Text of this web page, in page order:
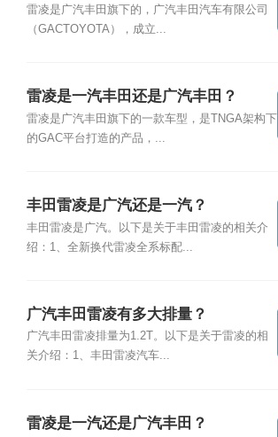
雷凌是广汽丰田旗下的，广汽丰田汽车有限公司
（GACTOYOTA），成立...
雷凌是一汽丰田还是广汽丰田？
雷凌是广汽丰田旗下的一款车型，是TNGA架构下
的GAC平台打造的产品，...
丰田雷凌是广汽还是一汽？
丰田雷凌是广汽。以下是关于丰田雷凌的相关介
绍：1、全新换代雷凌全系标配...
广汽丰田雷凌有多大排量？
广汽丰田雷凌排量为1.2T。以下是关于雷凌的相
关介绍：1、丰田雷凌汽车...
雷凌是一汽还是广汽丰田？